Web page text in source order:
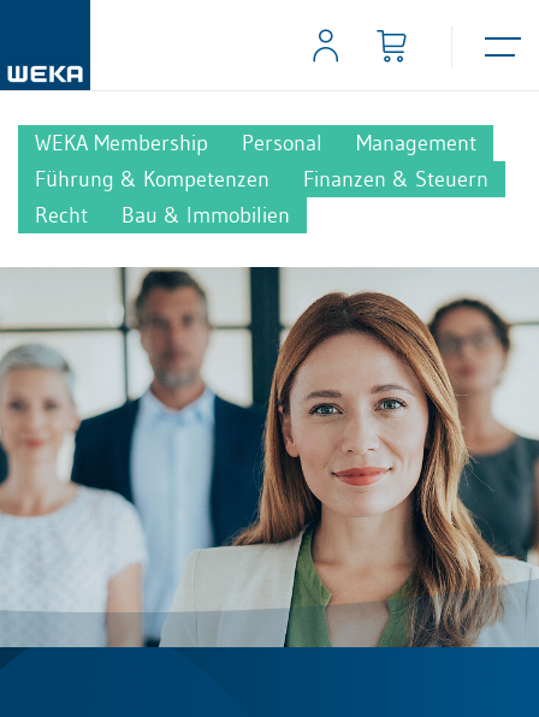
WEKA Membership Personal
Management
Führung & Kompetenzen
Finanzen & Steuern
Recht
Bau & Immobilien